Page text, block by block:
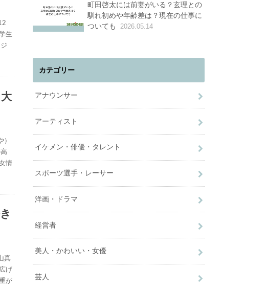
生
情
真
げ
が
町田啓太には前妻がいる？玄理との
馴れ初めや年齢差は？現在の仕事に
ついても
2026.05.14
カテゴリー
アナウンサー
アーティスト
イケメン・俳優・タレント
スポーツ選手・レーサー
洋画・ドラマ
経営者
美人・かわいい・女優
芸人